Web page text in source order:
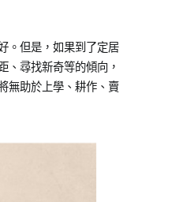
。但是，如果到了定居
、尋找新奇等的傾向，
無助於上學、耕作、賣